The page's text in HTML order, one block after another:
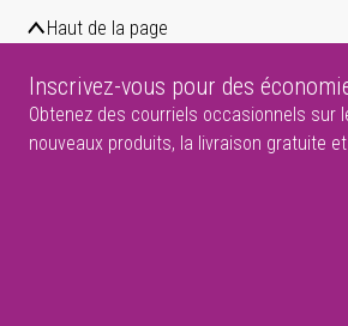
Haut de la page
Inscrivez-vous pour des
Obtenez des courriels occasionnels sur
nouveaux produits, la livraison gratuite